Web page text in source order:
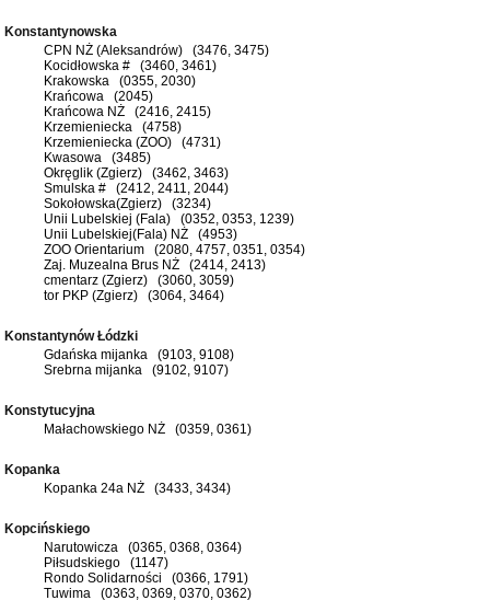
Konstantynowska
CPN NŻ (Aleksandrów) (3476, 3475)
Kocidłowska # (3460, 3461)
Krakowska (0355, 2030)
Krańcowa (2045)
Krańcowa NŻ (2416, 2415)
Krzemieniecka (4758)
Krzemieniecka (ZOO) (4731)
Kwasowa (3485)
Okręglik (Zgierz) (3462, 3463)
Smulska # (2412, 2411, 2044)
Sokołowska(Zgierz) (3234)
Unii Lubelskiej (Fala) (0352, 0353, 1239)
Unii Lubelskiej(Fala) NŻ (4953)
ZOO Orientarium (2080, 4757, 0351, 0354)
Zaj. Muzealna Brus NŻ (2414, 2413)
cmentarz (Zgierz) (3060, 3059)
tor PKP (Zgierz) (3064, 3464)
Konstantynów Łódzki
Gdańska mijanka (9103, 9108)
Srebrna mijanka (9102, 9107)
Konstytucyjna
Małachowskiego NŻ (0359, 0361)
Kopanka
Kopanka 24a NŻ (3433, 3434)
Kopcińskiego
Narutowicza (0365, 0368, 0364)
Piłsudskiego (1147)
Rondo Solidarności (0366, 1791)
Tuwima (0363, 0369, 0370, 0362)